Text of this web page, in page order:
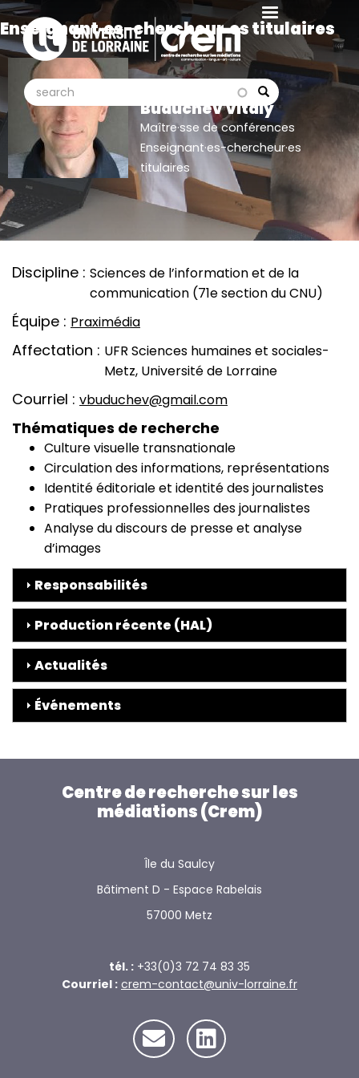
Aller
au
contenu
principal
Search
search search
Enseignant·es-chercheur·es titulaires
Buduchev Vitaly
Maître·sse de conférences
Enseignant·es-chercheur·es
titulaires
Discipline
Sciences de l’information et de la
communication (71e section du CNU)
Équipe Praximédia
Affectation
UFR Sciences humaines et sociales-
Metz, Université de Lorraine
Courriel vbuduchev@gmail.com
Thématiques de recherche
Culture visuelle transnationale
Circulation des informations, représentations
Identité éditoriale et identité des journalistes
Pratiques professionnelles des journalistes
Analyse du discours de presse et analyse
d’images
Responsabilités
Production récente (HAL)
Actualités
Événements
Centre de recherche sur les
médiations (Crem)
Île du Saulcy
Bâtiment D - Espace Rabelais
57000 Metz
tél. : +33(0)3 72 74 83 35
Courriel : crem-contact@univ-lorraine.fr